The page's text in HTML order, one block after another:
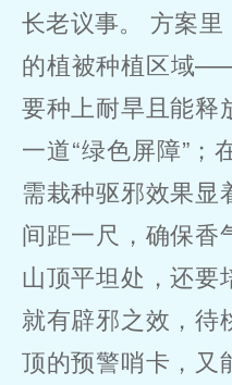
长老议事。 方案
的植被种植区域
要种上耐旱且能释
一道“绿色屏障”；
需栽种驱邪效果显
间距一尺，确保香
山顶平坦处，还要
就有辟邪之效，待
顶的预警哨卡，又